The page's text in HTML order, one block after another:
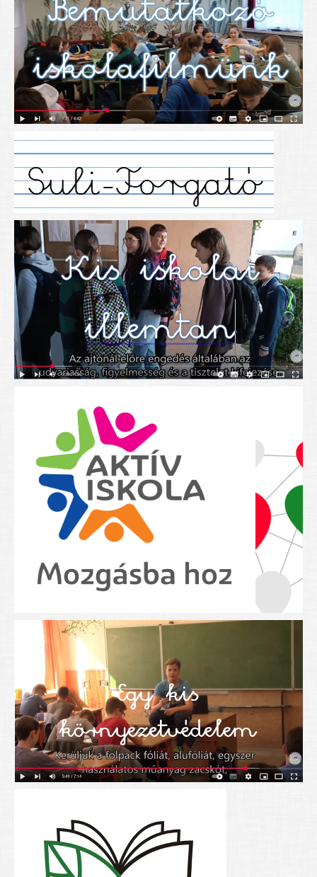
Névadónk
UNESCO Társult Iskola
Sportversenyek
Tanulmányi versenyek
Alapítványunk
Nyitva tartás
SZÜLŐKNEK
Google Tanterem, Classroom - útmutató diákoknak
Tanév rendje
Étkezés befizetése
Étlap
eKréta
Diákigazolvány igénylése
Mindennapos testnevelés
Tartós tankönyvek
Nyolcadikosainknak
Kréta szülői segédlet
Felsős taneszközlista
BEISKOLÁZÁS 2026